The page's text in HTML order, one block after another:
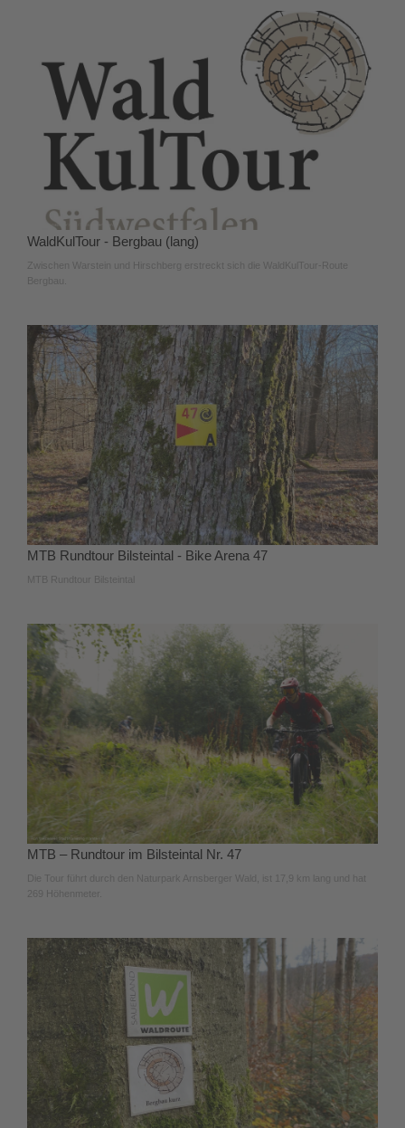
WaldKulTour - Bergbau (lang)
Zwischen Warstein und Hirschberg erstreckt sich die WaldKulTour-Route
Bergbau.
MTB Rundtour Bilsteintal - Bike Arena 47
MTB Rundtour Bilsteintal
MTB – Rundtour im Bilsteintal Nr. 47
Die Tour führt durch den Naturpark Arnsberger Wald, ist 17,9 km lang und hat
269 Höhenmeter.